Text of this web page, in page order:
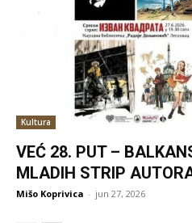
Kultura
VEĆ 28. PUT –
MLADIH STRIP
Mišo Koprivica - jun 27, 2026